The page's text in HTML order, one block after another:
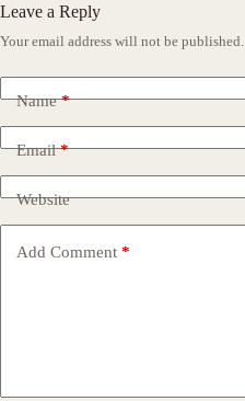
Leave a Reply
Your email address will not be published.
Name*
Email*
Website
Add Comment *